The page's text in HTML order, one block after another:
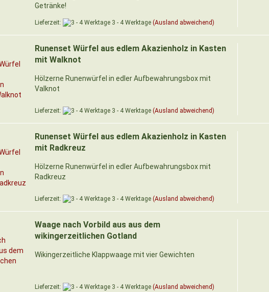
Getränke!
Lieferzeit: 3 - 4 Werktage (Ausland abweichend)
Runenset Würfel aus edlem Akazienholz in Kasten
mit Walknot
Hölzerne Runenwürfel in edler Aufbewahrungsbox mit
Valknot
Lieferzeit: 3 - 4 Werktage (Ausland abweichend)
Runenset Würfel aus edlem Akazienholz in Kasten
mit Radkreuz
Hölzerne Runenwürfel in edler Aufbewahrungsbox mit
Radkreuz
Lieferzeit: 3 - 4 Werktage (Ausland abweichend)
Waage nach Vorbild aus aus dem
wikingerzeitlichen Gotland
Wikingerzeitliche Klappwaage mit vier Gewichten
Lieferzeit: 3 - 4 Werktage (Ausland abweichend)